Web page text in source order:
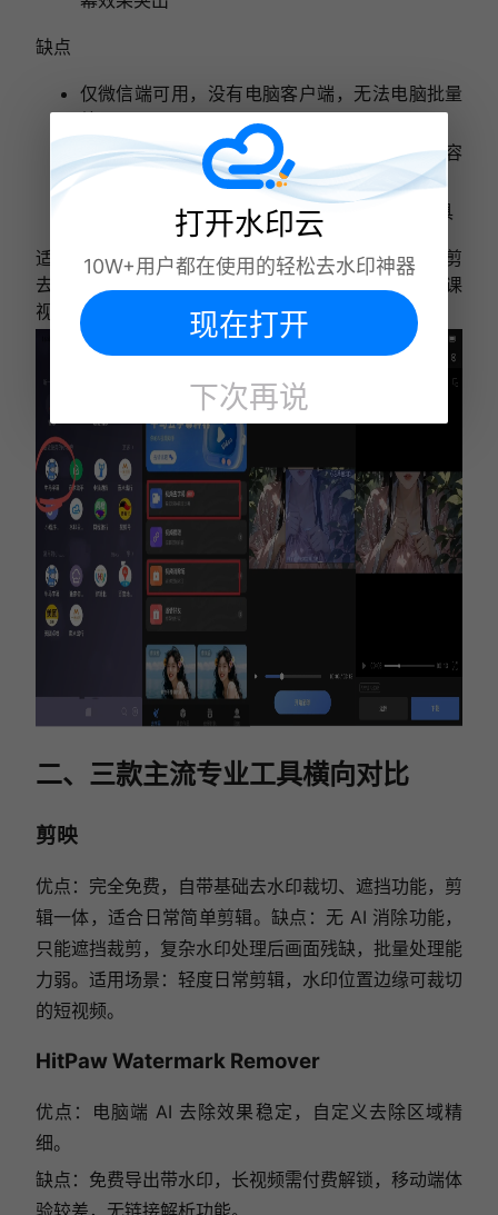
缺点
仅微信端可用，没有电脑客户端，无法电脑批量
处理
不支持大批量批量导入，全屏半透明水印修复容
易出现画面模糊
功能单一，无转文字、格式转换等附加剪辑工具
适用场景：手机临时应急处理短视频；影视、剧集混剪
去除滚动字幕；新手偶尔剪辑、不想下载 APP；网课
视频清除底部解说文字，单次少量素材处理。
二、三款主流专业工具横向对比
剪映
优点：完全免费，自带基础去水印裁切、遮挡功能，剪
辑一体，适合日常简单剪辑。缺点：无 AI 消除功能，
只能遮挡裁剪，复杂水印处理后画面残缺，批量处理能
力弱。适用场景：轻度日常剪辑，水印位置边缘可裁切
的短视频。
HitPaw Watermark Remover
优点：电脑端 AI 去除效果稳定，自定义去除区域精
细。
缺点：免费导出带水印，长视频需付费解锁，移动端体
打开水印云
10W+用户都在使用的轻松去水印神器
现在打开
下次再说